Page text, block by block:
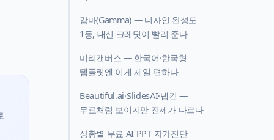
감마(Gamma) — 디자인 완성도
1등, 대신 크레딧이 빨리 준다
미리캔버스 — 한국어·한국형
템플릿엔 이게 제일 편하다
Beautiful.ai·SlidesAI·냅킨 —
무료처럼 보이지만 전제가 다르다
상황별 무료 AI PPT 자가진단